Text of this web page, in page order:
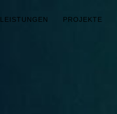
LEISTUNGEN PROJEKTE